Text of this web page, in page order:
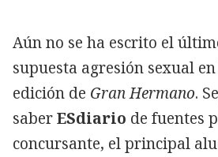
Aún no se ha escrito el
supuesta agresión sexual
edición de Gran Hermano.
saberESdiario de fuentes
concursante, el principal